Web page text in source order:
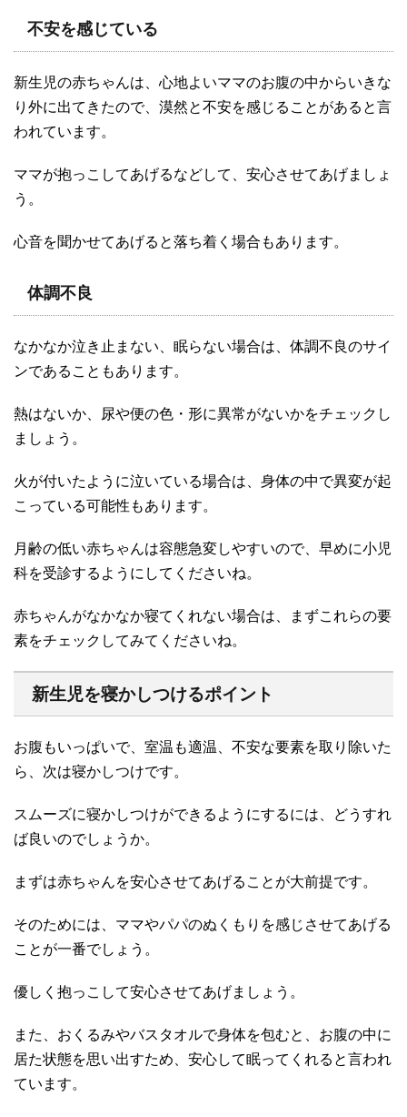
不安を感じている
新生児の赤ちゃんは、心地よいママのお腹の中からいきな
り外に出てきたので、漠然と不安を感じることがあると言
われています。
ママが抱っこしてあげるなどして、安心させてあげましょ
う。
心音を聞かせてあげると落ち着く場合もあります。
体調不良
なかなか泣き止まない、眠らない場合は、体調不良のサイ
ンであることもあります。
熱はないか、尿や便の色・形に異常がないかをチェックし
ましょう。
火が付いたように泣いている場合は、身体の中で異変が起
こっている可能性もあります。
月齢の低い赤ちゃんは容態急変しやすいので、早めに小児
科を受診するようにしてくださいね。
赤ちゃんがなかなか寝てくれない場合は、まずこれらの要
素をチェックしてみてくださいね。
新生児を寝かしつけるポイント
お腹もいっぱいで、室温も適温、不安な要素を取り除いた
ら、次は寝かしつけです。
スムーズに寝かしつけができるようにするには、どうすれ
ば良いのでしょうか。
まずは赤ちゃんを安心させてあげることが大前提です。
そのためには、ママやパパのぬくもりを感じさせてあげる
ことが一番でしょう。
優しく抱っこして安心させてあげましょう。
また、おくるみやバスタオルで身体を包むと、お腹の中に
居た状態を思い出すため、安心して眠ってくれると言われ
ています。